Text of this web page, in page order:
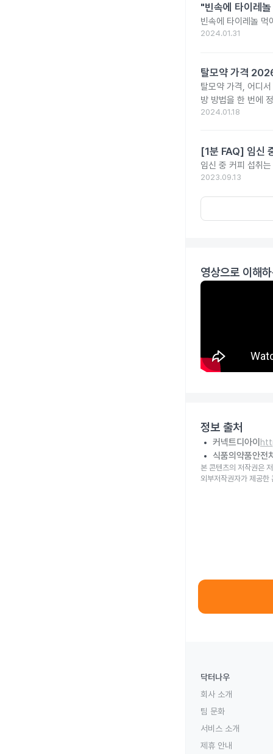
"빈속에 타이레
빈속에 타이레놀 먹
2024.01.31
탈모약 가격
탈모약 가격, 어디
방 방법을 한 번에
2024.01.18
[1분 FAQ] 임신
임신 중 커피 섭취
2023.09.13
영상으로 이해
정보 출처
커넥트디아이
식품의약품안전
본 콘텐츠의 저작권은
외부저작권자가 제공한
닥터나우
회사 소개
팀 문화
서비스 소개
제휴 안내